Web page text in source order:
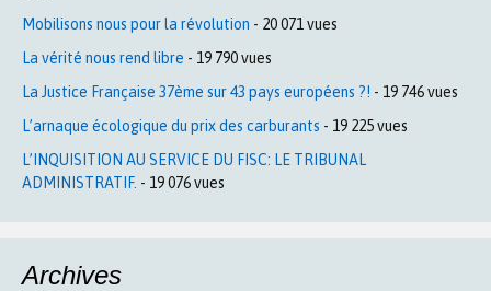
Mobilisons nous pour la révolution - 20 071 vues
La vérité nous rend libre - 19 790 vues
La Justice Française 37ème sur 43 pays européens ?! - 19 746 vues
L’arnaque écologique du prix des carburants - 19 225 vues
L’INQUISITION AU SERVICE DU FISC: LE TRIBUNAL
ADMINISTRATIF. - 19 076 vues
Archives